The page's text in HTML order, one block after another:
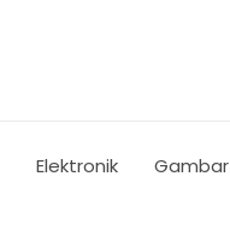
Elektronik Gambar